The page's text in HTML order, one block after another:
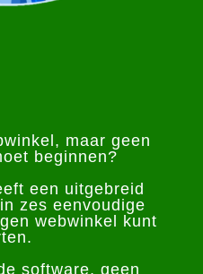
maar geen
beginnen?
een uitgebreid
zes eenvoudige
webwinkel kunt
software, geen